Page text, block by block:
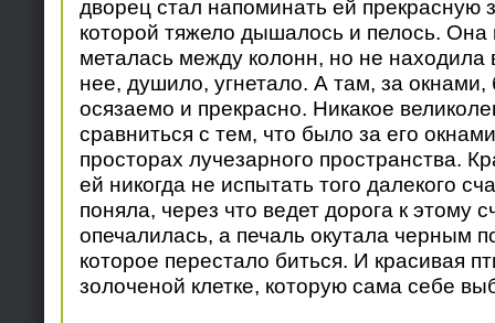
дворец стал напоминать ей прекрасную
которой тяжело дышалось и пелось. Она
металась между колонн, но не
нее, душило, угнетало. А там, за
осязаемо и прекрасно. Никакое
сравниться с тем, что было за его
просторах лучезарного пространства.
ей никогда не испытать того далекого
поняла, через что ведет дорога к этому
опечалилась, а печаль окутала черным
которое перестало биться. И красивая
золоченой клетке, которую сама себе